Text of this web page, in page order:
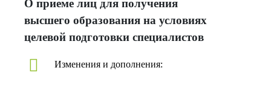
О приеме лиц для получения
высшего образования на условиях
целевой подготовки специалистов
Изменения и дополнения: